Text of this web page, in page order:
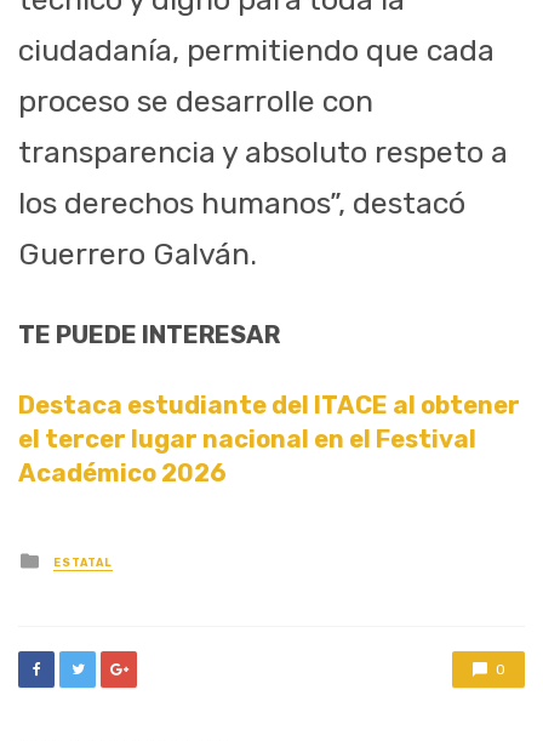
ciudadanía, permitiendo que cada
proceso se desarrolle con
transparencia y absoluto respeto a
los derechos humanos”, destacó
Guerrero Galván.
TE PUEDE INTERESAR
Destaca estudiante del ITACE al obtener
el tercer lugar nacional en el Festival
Académico 2026
Posted
in
ESTATAL
0